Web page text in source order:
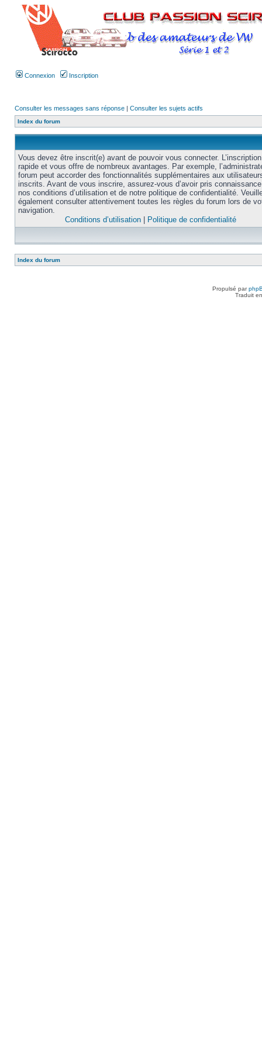
Connexion Inscription
Consulter les messages sans réponse | Consulter les sujets actifs
Index du forum
Vous devez être inscrit(e) avant de pouvoir vous connecter.
rapide et vous offre de nombreux avantages. Par exemple,
forum peut accorder des fonctionnalités supplémentaires aux
inscrits. Avant de vous inscrire, assurez-vous d’avoir pris
nos conditions d’utilisation et de notre politique de confidentialité.
également consulter attentivement toutes les règles du forum lors de
navigation.
Conditions d’utilisation
Politique de confidentialité
Index du forum
Propulsé par
Traduit